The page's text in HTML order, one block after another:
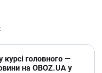
головного —
на OBOZ.UA у